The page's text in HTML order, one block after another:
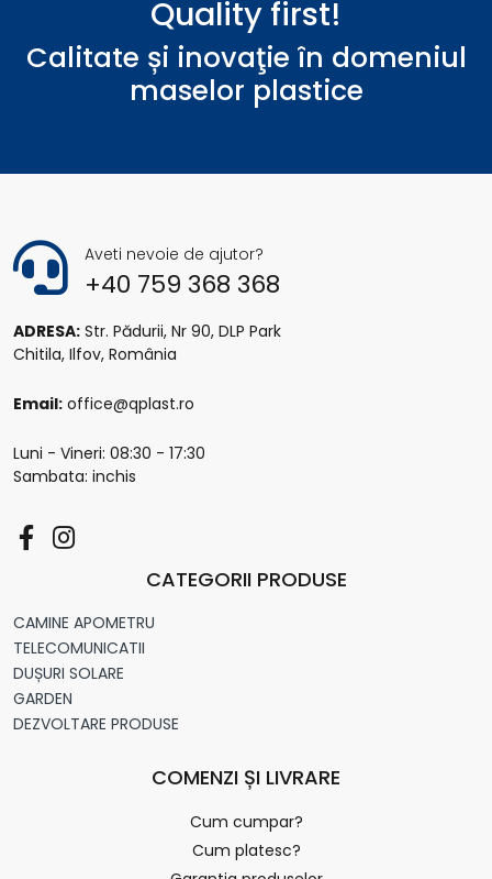
Quality first!
Calitate și inovaţie în domeniul
maselor plastice
Aveti nevoie de ajutor?
+40 759 368 368
ADRESA: Str. Pădurii, Nr 90, DLP Park
Chitila, Ilfov, România
Email: office@qplast.ro
Luni - Vineri: 08:30 - 17:30
Sambata: inchis
CATEGORII PRODUSE
CAMINE APOMETRU
TELECOMUNICATII
DUȘURI SOLARE
GARDEN
DEZVOLTARE PRODUSE
COMENZI ȘI LIVRARE
Cum cumpar?
Cum platesc?